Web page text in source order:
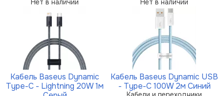
Нет в наличии Нет в наличии
Кабель Baseus Dynamic
Type-C - Lightning 20W 1м
Кабель Baseus Dynamic USB
- Type-C 100W 2м Синий